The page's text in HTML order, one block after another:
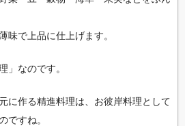
味で上品に仕上げます。
」なのです。
に作る精進料理は、お彼岸料理として
ですね。